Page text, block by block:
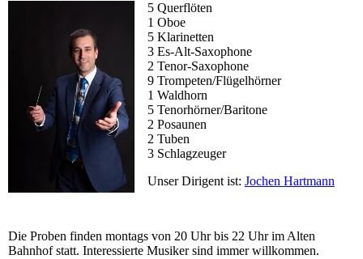
5 Querflöten
1 Oboe
5 Klarinetten
3 Es-Alt-Saxophone
2 Tenor-Saxophone
9 Trompeten/Flügelhörner
1 Waldhorn
5 Tenorhörner/Baritone
2 Posaunen
2 Tuben
3 Schlagzeuger
Unser Dirigent ist: Jochen Hartmann
Die Proben finden montags von 20 Uhr bis 22 Uhr im Alten
Bahnhof statt. Interessierte Musiker sind immer willkommen.